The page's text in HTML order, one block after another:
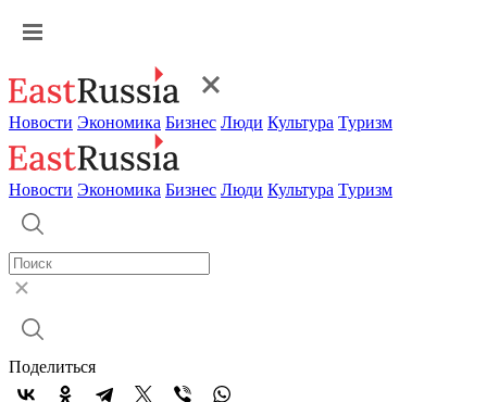
Новости Экономика Бизнес Люди Культура Туризм
Новости Экономика Бизнес Люди Культура Туризм
Поделиться